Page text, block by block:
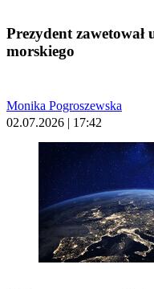
Prezydent
morskiego
Monika Pogroszewska
02.07.2026 | 17:42